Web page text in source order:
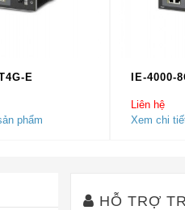
E
phẩm
IE-4000-
Liên hệ
Xem chi
HỖ TRỢ